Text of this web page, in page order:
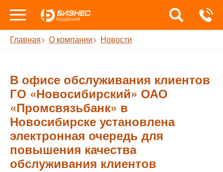
Главная О компании Новости
В офисе обслуживания клиентов
ГО «Новосибирский» ОАО
«Промсвязьбанк» в
Новосибирске установлена
электронная очередь для
повышения качества
обслуживания клиентов